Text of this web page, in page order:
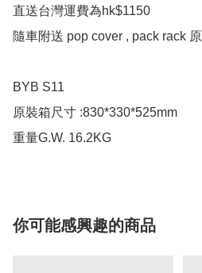
直送台灣運費為hk$1150
隨車附送 pop cover , pack rack
BYB S11
原裝箱尺寸 :830*330*525mm
重量G.W. 16.2KG
你可能感興趣的商品